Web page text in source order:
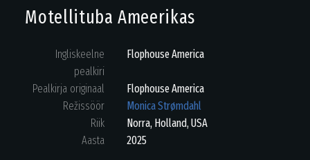
Motellituba Ameerikas
Ingliskeelne
pealkiri
Flophouse America
Pealkirja originaal
Flophouse America
Režissöör
Monica Strømdahl
Riik
Norra, Holland, USA
Aasta
2025